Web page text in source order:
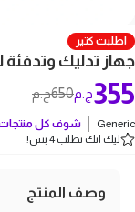
اطلبت كتير
جهاز تدليك
650ج.م 355ج.م
Generic شوف كل
ليك انك تطلب 4 بس!
وصف المنتج